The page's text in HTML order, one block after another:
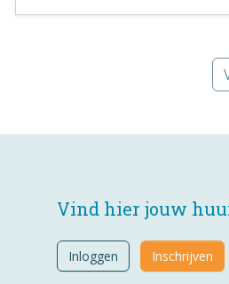
Vind hier jouw
Inloggen Inschrijven